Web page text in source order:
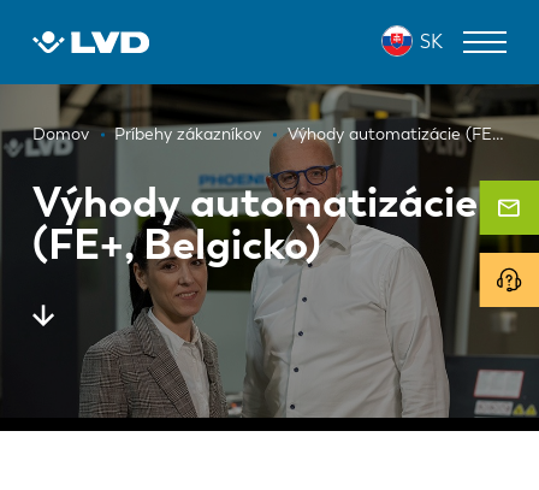
SK
Omrvinka
Domov Príbehy zákazníkov Výhody automatizácie (FE+, Belgicko)
Výhody automatizácie
(FE+, Belgicko)
ZARIADENIA NA REZANIE LASEROM
OHRAŇOVACIE LISY
PANELOVÉ OHÝBAČE
DIEROVACIE LISY
STRIHACIE STROJE
SOFTVÉR
ODDELENIE ZÁKAZNÍCKYCH SLUŽIEB